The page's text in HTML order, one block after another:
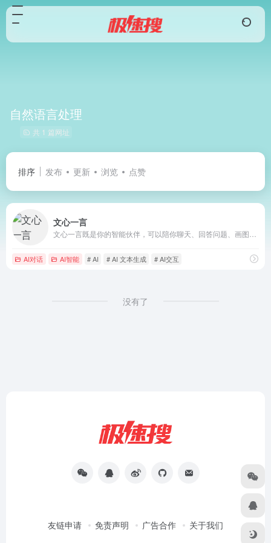
自然语言处理
共 1 篇网址
排序 发布 更新 浏览 点赞
文心一言
AI对话 AI智能 # AI # AI 文本生成 # AI交互
没有了
友链申请 免责声明 广告合作 关于我们